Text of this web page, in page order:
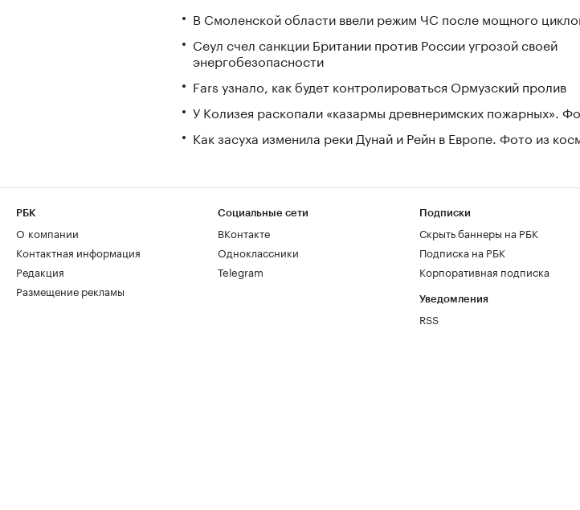
В Смоленской области ввели режим ЧС после мощного
Сеул счел санкции Британии против России угрозой своей
энергобезопасности
Fars узнало, как будет контролироваться Ормузский пролив
У Колизея раскопали «казармы древнеримских пожарных».
Как засуха изменила реки Дунай и Рейн в Европе. Фото из
РБК
О компании
Контактная информация
Редакция
Размещение рекламы
Социальные сети
ВКонтакте
Одноклассники
Telegram
Подписки
Скрыть баннеры на РБК
Подписка на РБК
Корпоративная подписка
Уведомления
RSS